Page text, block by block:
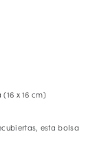
x 16 cm)
esta bolsa